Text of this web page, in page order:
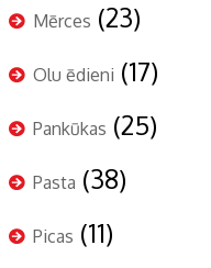
Mērces (23)
Olu ēdieni (17)
Pankūkas (25)
Pasta (38)
Picas (11)